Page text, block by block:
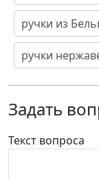
ручки из
ручки
Задать
Текст вопроса